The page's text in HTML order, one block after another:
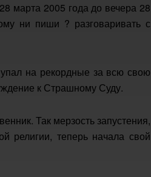
марта 2005 года до вечера 28
ни пиши ? разговаривать с
на рекордные за всю свою
к Страшному Суду.
Так мерзость запустения,
религии, теперь начала свой